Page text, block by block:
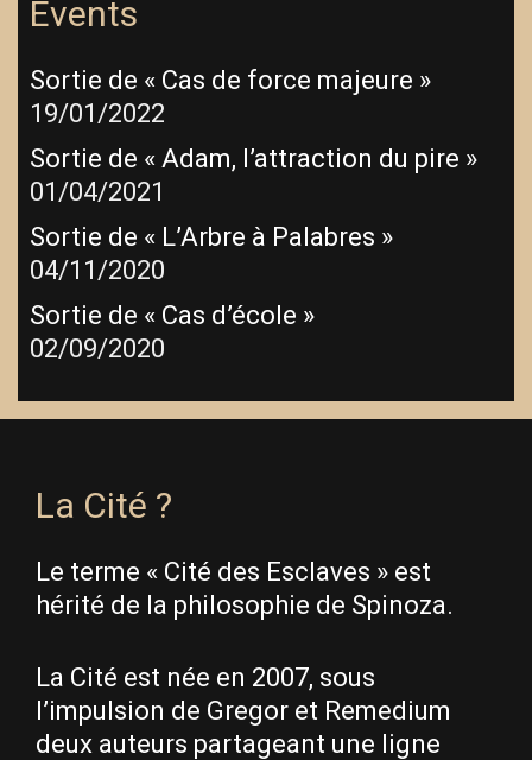
Events
Sortie de « Cas de force majeure »
19/01/2022
Sortie de « Adam, l’attraction du pire »
01/04/2021
Sortie de « L’Arbre à Palabres »
04/11/2020
Sortie de « Cas d’école »
02/09/2020
La Cité ?
Le terme « Cité des Esclaves » est
hérité de la philosophie de Spinoza.
La Cité est née en 2007, sous
l’impulsion de Gregor et Remedium
deux auteurs partageant une ligne